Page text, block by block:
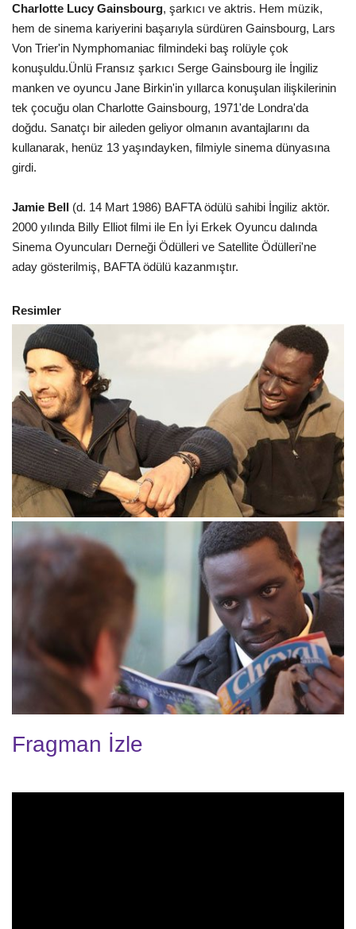
Charlotte Lucy Gainsbourg, şarkıcı ve aktris. Hem müzik,
hem de sinema kariyerini başarıyla sürdüren Gainsbourg, Lars
Von Trier'in Nymphomaniac filmindeki baş rolüyle çok
konuşuldu.Ünlü Fransız şarkıcı Serge Gainsbourg ile İngiliz
manken ve oyuncu Jane Birkin'in yıllarca konuşulan ilişkilerinin
tek çocuğu olan Charlotte Gainsbourg, 1971'de Londra'da
doğdu. Sanatçı bir aileden geliyor olmanın avantajlarını da
kullanarak, henüz 13 yaşındayken, filmiyle sinema dünyasına
girdi.
Jamie Bell (d. 14 Mart 1986) BAFTA ödülü sahibi İngiliz aktör.
2000 yılında Billy Elliot filmi ile En İyi Erkek Oyuncu dalında
Sinema Oyuncuları Derneği Ödülleri ve Satellite Ödülleri'ne
aday gösterilmiş, BAFTA ödülü kazanmıştır.
Resimler
Fragman İzle